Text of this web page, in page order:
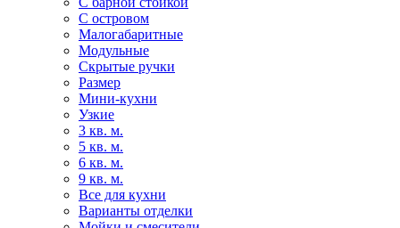
С островом
Малогабаритные
Модульные
Скрытые ручки
Размер
Мини-кухни
Узкие
3 кв. м.
5 кв. м.
6 кв. м.
9 кв. м.
Все для кухни
Варианты отделки